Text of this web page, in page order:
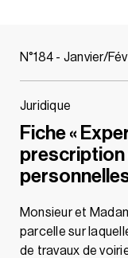
N°184 - Janvier/
Juridique
Fiche «
prescription
Monsieur et
parcelle sur
de travaux de